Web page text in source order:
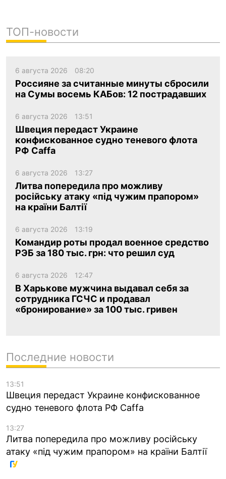
ТОП-новости
6 августа 2026 08:20
Россияне за считанные минуты сбросили
на Сумы восемь КАБов: 12 пострадавших
6 августа 2026 13:51
Швеция передаст Украине
конфискованное судно теневого флота
РФ Caffa
6 августа 2026 13:27
Литва попередила про можливу
російську атаку «під чужим прапором»
на країни Балтії
6 августа 2026 13:19
Командир роты продал военное средство
РЭБ за 180 тыс. грн: что решил суд
6 августа 2026 12:47
В Харькове мужчина выдавал себя за
сотрудника ГСЧС и продавал
«бронирование» за 100 тыс. гривен
Последние новости
13:51
Швеция передаст Украине конфискованное
судно теневого флота РФ Caffa
13:27
Литва попередила про можливу російську
атаку «під чужим прапором» на країни Балтії